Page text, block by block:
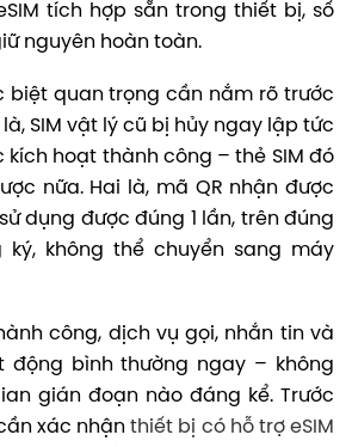
tích hợp sẵn trong thiết bị, số
nguyên hoàn toàn.
biệt quan trọng cần nắm rõ trước
SIM vật lý cũ bị hủy ngay lập tức
kích hoạt thành công – thẻ SIM đó
nữa. Hai là, mã QR nhận được
dụng được đúng 1 lần, trên đúng
không thể chuyển sang máy
công, dịch vụ gọi, nhắn tin và
động bình thường ngay – không
gián đoạn nào đáng kể. Trước
xác nhậnthiết bị có hỗ trợ eSIM